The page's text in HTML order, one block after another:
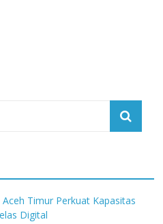
Timur Perkuat Kapasitas
Digital